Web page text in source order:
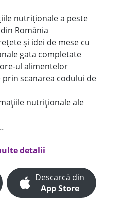
nutriționale a peste
România
și idei de mese cu
gata completate
ul alimentelor
scanarea codului de
nutriționale ale
detalii
Descarcă din
App Store